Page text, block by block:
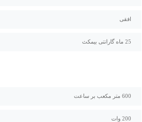
افقی
25 ماه گارانتی بیمکث
600 متر مکعب بر ساعت
200 وات